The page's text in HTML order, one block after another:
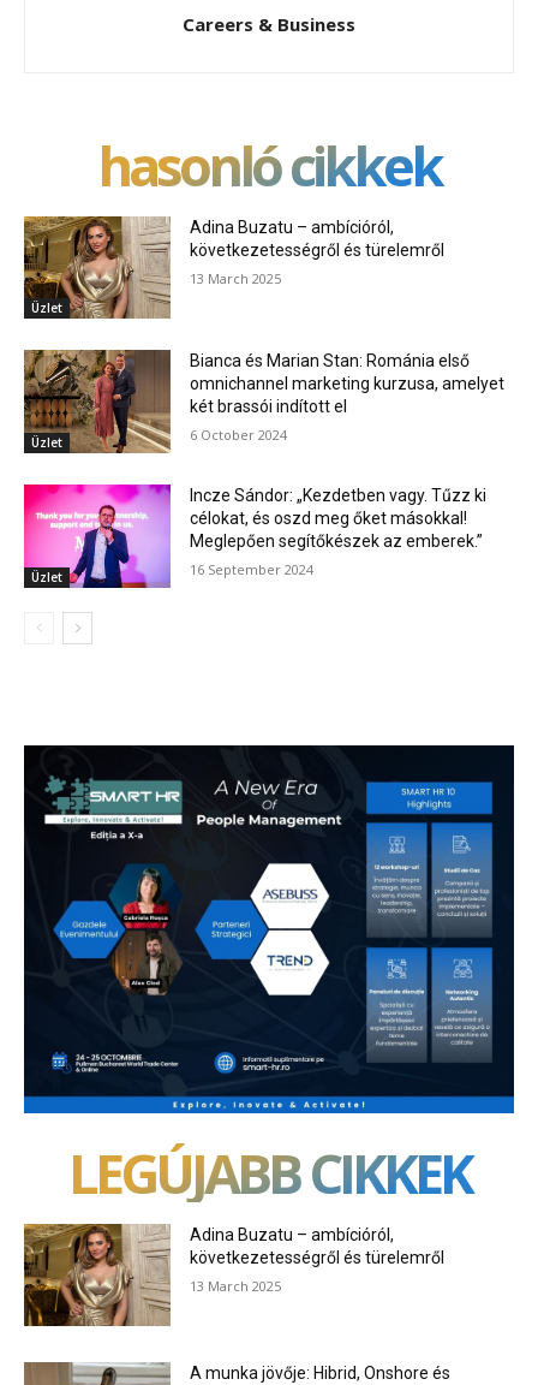
Careers & Business
hasonló cikkek
Üzlet
Adina Buzatu – ambícióról,
következetességről és türelemről
13 March 2025
Üzlet
Bianca és Marian Stan: Románia első
omnichannel marketing kurzusa, amelyet
két brassói indított el
6 October 2024
Üzlet
Incze Sándor: „Kezdetben vagy. Tűzz ki
célokat, és oszd meg őket másokkal!
Meglepően segítőkészek az emberek.”
16 September 2024
LEGÚJABB CIKKEK
Adina Buzatu – ambícióról,
következetességről és türelemről
13 March 2025
A munka jövője: Hibrid, Onshore és